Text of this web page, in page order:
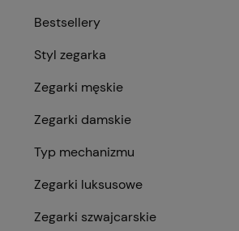
Bestsellery
Styl zegarka
Zegarki męskie
Zegarki damskie
Typ mechanizmu
Zegarki luksusowe
Zegarki szwajcarskie